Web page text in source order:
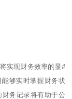
实现财务效率的显#
够实时掌握财务状
务记录将有助于公